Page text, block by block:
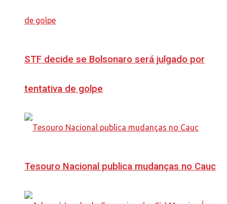
STF decide se Bolsonaro será julgado por
tentativa de golpe
Tesouro Nacional publica mudanças no Cauc